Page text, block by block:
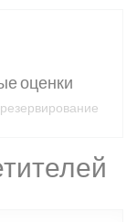
оценки